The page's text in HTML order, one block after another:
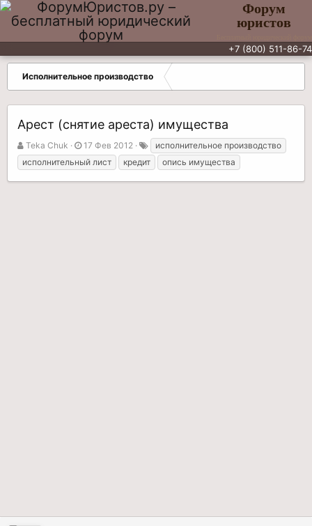
Форум
юристов
+7 (800) 511-86-74
Исполнительное производство
Арест (снятие ареста) имущества
А
в
т
о
Teka Chuk
Д
а
т
а
17 Фев 2012
е
г
и
исполнительное производство
исполнительный лист
кредит опись имущества